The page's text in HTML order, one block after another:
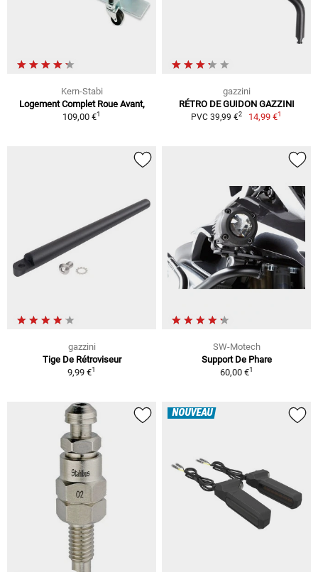
Kern-Stabi
Logement Complet Roue Avant,
109,00 €1
gazzini
RÉTRO DE GUIDON GAZZINI
PVC 39,99 €2 14,99 €1
gazzini
Tige De Rétroviseur
9,99 €1
SW-Motech
Support De Phare
60,00 €1
NOUVEAU